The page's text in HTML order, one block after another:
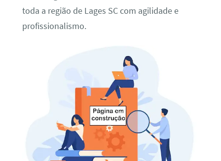
toda a região de Lages SC com agilidade e
profissionalismo.